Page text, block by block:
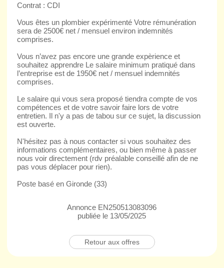
Contrat : CDI
Vous êtes un plombier expérimenté Votre rémunération
sera de 2500€ net / mensuel environ indemnités
comprises.
Vous n’avez pas encore une grande expèrience et
souhaitez apprendre Le salaire minimum pratiqué dans
l’entreprise est de 1950€ net / mensuel indemnités
comprises.
Le salaire qui vous sera proposé tiendra compte de vos
compétences et de votre savoir faire lors de votre
entretien. Il n'y a pas de tabou sur ce sujet, la discussion
est ouverte.
N'hésitez pas à nous contacter si vous souhaitez des
informations complémentaires, ou bien même à passer
nous voir directement (rdv préalable conseillé afin de ne
pas vous déplacer pour rien).
Poste basé en Gironde (33)
Annonce EN250513083096
publiée le 13/05/2025
Retour aux offres